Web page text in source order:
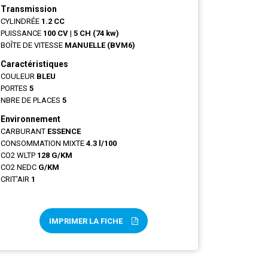
Transmission
CYLINDRÉE 1.2 CC
PUISSANCE 100 CV | 5 CH (74 kw)
BOÎTE DE VITESSE MANUELLE (BVM6)
Caractéristiques
COULEUR BLEU
PORTES 5
NBRE DE PLACES 5
Environnement
CARBURANT ESSENCE
CONSOMMATION MIXTE 4.3 l/100
CO2 WLTP 128 G/KM
CO2 NEDC G/KM
CRIT'AIR 1
IMPRIMER LA FICHE